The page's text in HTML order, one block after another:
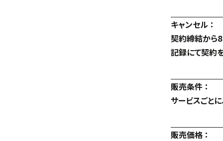
キャンセル ：
契約締結から8
記録にて契約
販売条件 ：
サービスごと
販売価格 ：